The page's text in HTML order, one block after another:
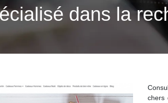
dans la
chers